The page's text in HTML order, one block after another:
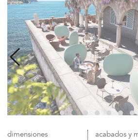
dimensiones acabados y